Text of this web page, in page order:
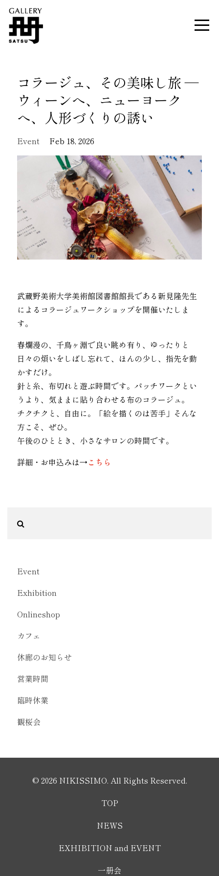
コラージュ、その美味し旅 ―
ウィーンへ、ニューヨーク
へ、人形づくりの誘い
Event Feb 18, 2026
武蔵野美術大学美術館図書館館長である新見隆先生
によるコラージュワークショップを開催いたしま
す。
春爛漫の、千鳥ヶ淵で良い眺め有り、ゆったりと
日々の煩いをしばし忘れて、ほんの少し、指先を動
かすだけ。
針と糸、布切れと遊ぶ時間です。パッチワークとい
うより、気ままに貼り合わせる布のコラージュ。
チクチクと、自由に。「絵を描くのは苦手」そんな
方こそ、ぜひ。
午後のひととき、小さなサロンの時間です。
詳細・お申込みは→こちら
Event
Exhibition
Onlineshop
カフェ
休廊のお知らせ
営業時間
臨時休業
観桜会
© 2026 NIKISSIMO. All Rights Reserved.
TOP
NEWS
EXHIBITION and EVENT
一册会